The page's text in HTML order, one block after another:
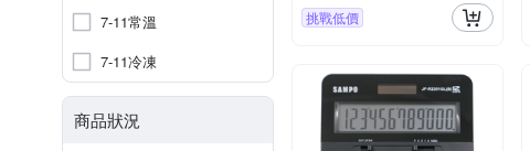
7-11常溫
7-11冷凍
商品狀況
挑戰低價